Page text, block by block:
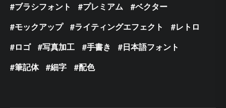
ブラシフォント
プレミアム
ベクター
モックアップ
ライティングエフェクト
レトロ
ロゴ
写真加工 手書き
日本語フォント
筆記体
細字 配色